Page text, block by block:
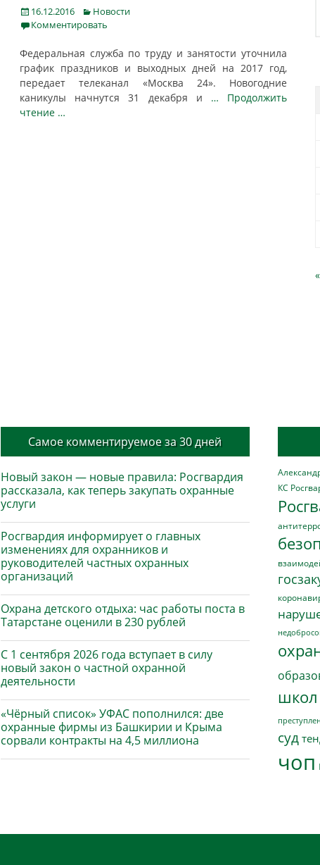
Posted
on
16.12.2016 Categories
Новости
Комментировать
Федеральная служба по труду и занятости уточнила
график праздников и выходных дней на 2017 год,
передает телеканал «Москва 24». Новогодние
каникулы начнутся 31 декабря и … Продолжить
чтение …
Самое комментируемое за 30 дней
Новый закон — новые правила: Росгвардия
рассказала, как теперь закупать охранные
услуги
Росгвардия информирует о главных
изменениях для охранников и
руководителей частных охранных
организаций
Охрана детского отдыха: час работы поста в
Татарстане оценили в 230 рублей
С 1 сентября 2026 года вступает в силу
новый закон о частной охранной
деятельности
«Чёрный список» УФАС пополнился: две
охранные фирмы из Башкирии и Крыма
сорвали контракты на 4,5 миллиона
КС
школ
суд
чоп